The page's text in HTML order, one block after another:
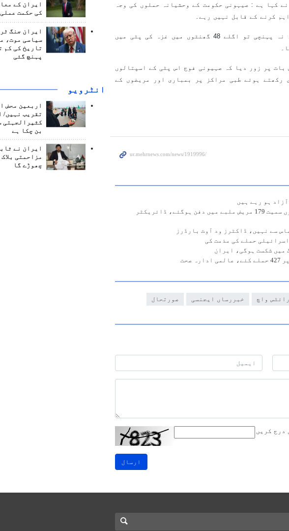
کہا ہے : صیہونی حکومت کے وحشیانہ حملوں کی وجہ
کرنے کے قابل نہیں رہے۔
انہوں نے مزید کہا: اگر انسانی امداد نہ پہنچی تو اگلے 48 گھنٹوں میں غزہ کی پٹی میں
پر زور دیا کہ صہیونی فوج اس پٹی کے اسپتالوں
رکھتے ہوئے طبی مراکز پر بمباری اور مریضوں کے
ہو رہے ہیں
اسرائیلی بمباری میں نومولودوں سمیت 179 مریض ملبے میں دفن ہوگئے، ڈائریکٹر
سے نہیں، ڈاکٹرز ود آوٹ بارڈرز
حملے کی مذمت کی
میں شکست ہوگی، ایران
واچ خبررساں ایجنسی صورتحال
درج کریں
ارسال
ایران کے
کی حکمت
ایران جنگ
سیاسی موت،
تاریخ کی کم
پہنچ گئی
انٹرويو
اربعین محض
تقریب نہیں/
کثیرالجہتی
بن چکا ہے
ایران نے
مزاحمتی
چھوڑے گا